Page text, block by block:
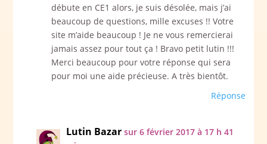
débute en CE1 alors, je suis désolée, mais j’ai
beaucoup de questions, mille excuses !! Votre
site m’aide beaucoup ! Je ne vous remercierai
jamais assez pour tout ça ! Bravo petit lutin !!!
Merci beaucoup pour votre réponse qui sera
pour moi une aide précieuse. A très bientôt.
Réponse
Lutin Bazar sur 6 février 2017 à 17 h 41